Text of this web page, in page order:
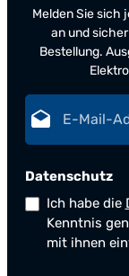
Melden Sie sich
an und
Bestellung.
Datenschutz
Ich habe die
Kenntnis
mit ihnen